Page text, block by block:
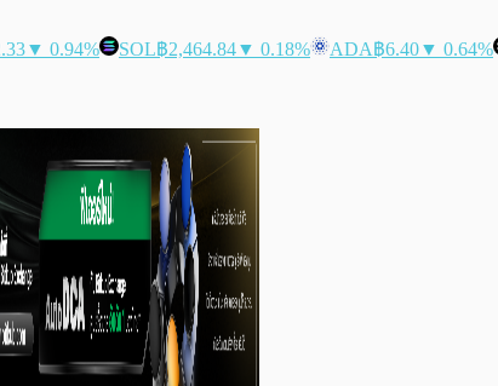
▼ 0.94% SOL฿2,464.84▼ 0.18% ADA฿6.40▼ 0.64%